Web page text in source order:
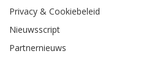
Privacy & Cookiebeleid
Nieuwsscript
Partnernieuws